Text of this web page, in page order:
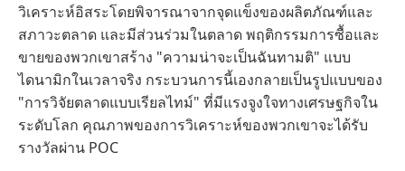
วิเคราะห์อิสระโดยพิจารณาจากจุดแข็งของผลิตภัณฑ์และ
สภาวะตลาด และมีส่วนร่วมในตลาด พฤติกรรมการซื้อและ
ขายของพวกเขาสร้าง "ความน่าจะเป็นฉันทามติ" แบบ
ไดนามิกในเวลาจริง กระบวนการนี้เองกลายเป็นรูปแบบของ
"การวิจัยตลาดแบบเรียลไทม์" ที่มีแรงจูงใจทางเศรษฐกิจใน
ระดับโลก คุณภาพของการวิเคราะห์ของพวกเขาจะได้รับ
รางวัลผ่าน POC